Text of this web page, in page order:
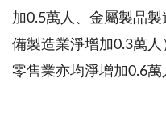
加0.5萬人、金屬製品製
備製造業淨增加0.3萬人
零售業亦均淨增加0.6萬